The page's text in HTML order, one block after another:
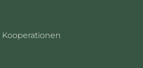
Kooperationen